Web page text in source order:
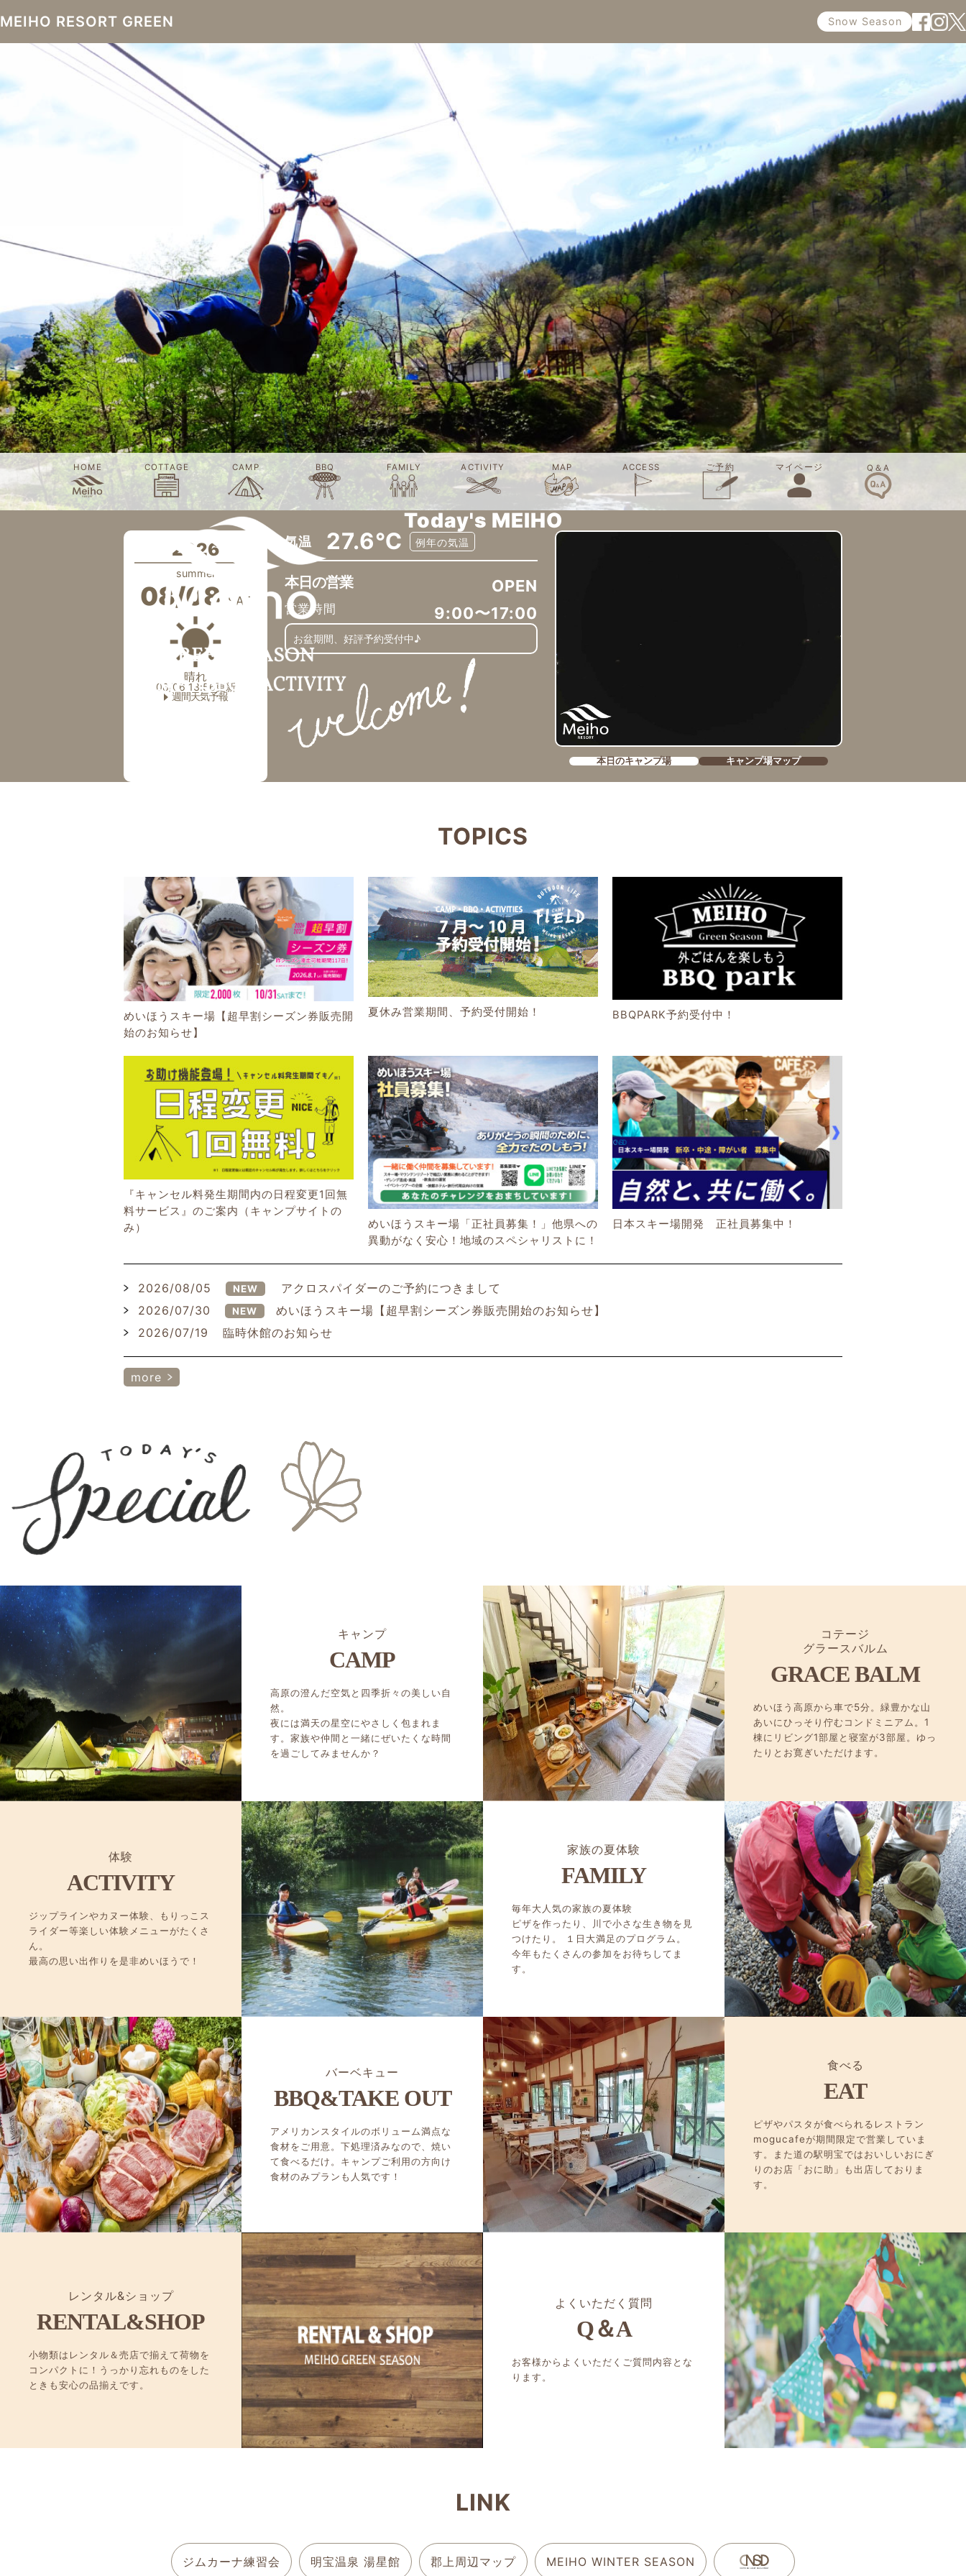
MEIHO RESORT GREEN Snow Season
HOME COTTAGE CAMP BBQ FAMILY ACTIVITY MAP ACCESS ご予約 マイページ Q＆A
Today's MEIHO
2026
summer
08/08 SAT
晴れ
08/06 13:56更新
週間天気予報
気温 27.6℃ 例年の気温
本日の営業 OPEN
営業時間 9:00〜17:00
お盆期間、好評予約受付中♪
本日のキャンプ場 キャンプ場マップ
TOPICS
めいほうスキー場【超早割シーズン券販売開
始のお知らせ】
夏休み営業期間、予約受付開始！ BBQPARK予約受付中！
『キャンセル料発生期間内の日程変更1回無
料サービス』のご案内（キャンプサイトの
み）
めいほうスキー場「正社員募集！」他県への
異動がなく安心！地域のスペシャリストに！
日本スキー場開発 正社員募集中！
2026/08/05 NEW
アクロスパイダーのご予約につきまして
2026/07/30
NEW
めいほうスキー場【超早割シーズン券販売開始のお知らせ】
2026/07/19
臨時休館のお知らせ
more
キャンプ
CAMP
高原の澄んだ空気と四季折々の美しい自
然。
夜には満天の星空にやさしく包まれま
す。家族や仲間と一緒にぜいたくな時間
を過ごしてみませんか？
コテージ
グラースバルム
GRACE BALM
めいほう高原から車で5分。緑豊かな山
あいにひっそり佇むコンドミニアム。1
棟にリビング1部屋と寝室が3部屋。ゆっ
たりとお寛ぎいただけます。
体験
ACTIVITY
ジップラインやカヌー体験、もりっこス
ライダー等楽しい体験メニューがたくさ
ん。
最高の思い出作りを是非めいほうで！
家族の夏体験
FAMILY
毎年大人気の家族の夏体験
ピザを作ったり、川で小さな生き物を見
つけたり。 １日大満足のプログラム。
今年もたくさんの参加をお待ちしてま
す。
バーベキュー
BBQ&TAKE OUT
アメリカンスタイルのボリューム満点な
食材をご用意。下処理済みなので、焼い
て食べるだけ。キャンプご利用の方向け
食材のみプランも人気です！
食べる
EAT
ピザやパスタが食べられるレストラン
mogucafeが期間限定で営業していま
す。また道の駅明宝ではおいしいおにぎ
りのお店「おに助」も出店しておりま
す。
レンタル&ショップ
RENTAL&SHOP
小物類はレンタル＆売店で揃えて荷物を
コンパクトに！うっかり忘れものをした
ときも安心の品揃えです。
よくいただく質問
Q＆A
お客様からよくいただくご質問内容とな
ります。
LINK
ジムカーナ練習会 明宝温泉 湯星館 郡上周辺マップ MEIHO WINTER SEASON